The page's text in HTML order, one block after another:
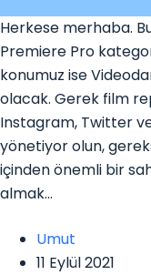
Herkese merhaba.
Premiere Pro
konumuz ise
olacak. Gerek film
Instagram, Twitter
yönetiyor olun,
içinden önemli bir
almak…
Umut
11 Eylül 2021